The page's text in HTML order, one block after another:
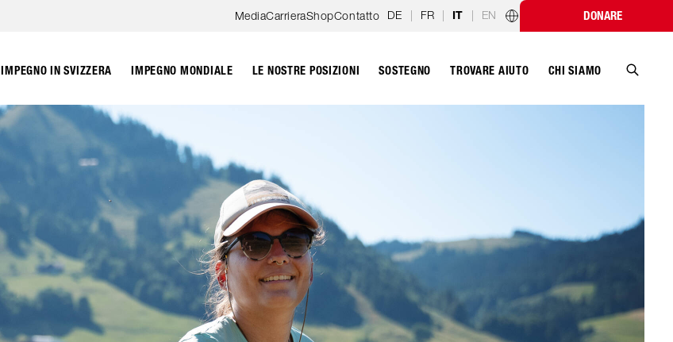
MediaCarrieraShopContatto DE | FR | IT | EN
Programmi nazionaliDONARE
IMPEGNO IN SVIZZERA IMPEGNO MONDIALE LE NOSTRE POSIZIONI SOSTEGNO TROVARE AIUTO CHI SIAMO